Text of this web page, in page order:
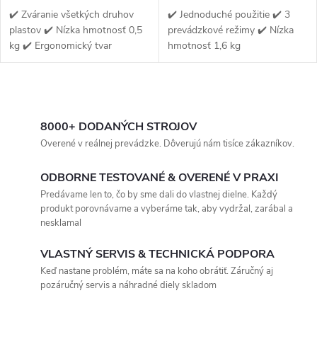
✔️ Zváranie všetkých druhov
plastov ✔️ Nízka hmotnosť 0,5
kg ✔️ Ergonomický tvar
✔️ Jednoduché použitie ✔️ 3
prevádzkové režimy ✔️ Nízka
hmotnosť 1,6 kg
8000+ DODANÝCH STROJOV
Overené v reálnej prevádzke. Dôverujú nám tisíce zákazníkov.
ODBORNE TESTOVANÉ & OVERENÉ V PRAXI
Predávame len to, čo by sme dali do vlastnej dielne. Každý
produkt porovnávame a vyberáme tak, aby vydržal, zarábal a
nesklamal
VLASTNÝ SERVIS & TECHNICKÁ PODPORA
Keď nastane problém, máte sa na koho obrátiť. Záručný aj
pozáručný servis a náhradné diely skladom